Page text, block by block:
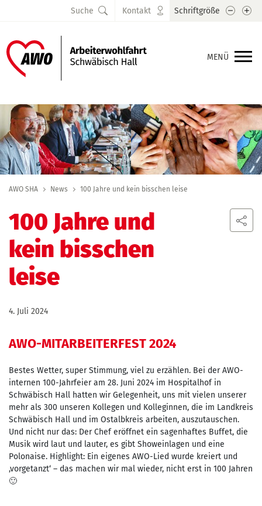
MENÜ
Suche Kontakt Schriftgröße Schrift
AWO SHA News 100 Jahre und kein bisschen leise
100 Jahre und
kein bisschen
leise
4. Juli 2024
AWO-MITARBEITERFEST 2024
Bestes Wetter, super Stimmung, viel zu erzählen. Bei der AWO-
internen 100-Jahrfeier am 28. Juni 2024 im Hospitalhof in
Schwäbisch Hall hatten wir Gelegenheit, uns mit vielen unserer
mehr als 300 unseren Kollegen und Kolleginnen, die im Landkreis
Schwäbisch Hall und im Ostalbkreis arbeiten, auszutauschen.
Und nicht nur das: Der Chef eröffnet ein sagenhaftes Buffet, die
Musik wird laut und lauter, es gibt Showeinlagen und eine
Polonaise. Highlight: Ein eigenes AWO-Lied wurde kreiert und
‚vorgetanzt‘ – das machen wir mal wieder, nicht erst in 100 Jahren
🙂